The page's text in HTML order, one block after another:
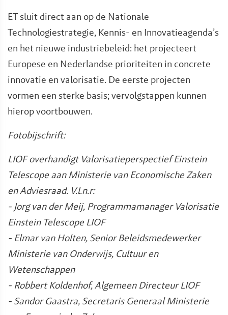
ET sluit direct aan op de Nationale
Technologiestrategie, Kennis- en Innovatieagenda’s
en het nieuwe industriebeleid: het projecteert
Europese en Nederlandse prioriteiten in concrete
innovatie en valorisatie. De eerste projecten
vormen een sterke basis; vervolgstappen kunnen
hierop voortbouwen.
Fotobijschrift:
LIOF overhandigt Valorisatieperspectief Einstein
Telescope aan Ministerie van Economische Zaken
en Adviesraad. V.l.n.r:
- Jorg van der Meij, Programmamanager Valorisatie
Einstein Telescope LIOF
- Elmar van Holten, Senior Beleidsmedewerker
Ministerie van Onderwijs, Cultuur en
Wetenschappen
- Robbert Koldenhof, Algemeen Directeur LIOF
- Sandor Gaastra, Secretaris Generaal Ministerie